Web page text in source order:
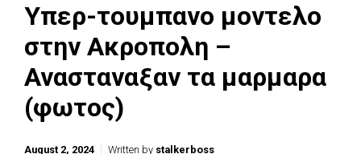
Yπερ-τουμπανο μοντελο
στην Ακροπολη –
Ανασταναξαν τα μαρμαρα
(φωτος)
August 2, 2024 Written by stalkerboss